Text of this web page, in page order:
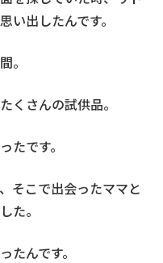
い出したんです。
。
くさんの試供品。
たです。
そこで出会ったママと
た。
たんです。